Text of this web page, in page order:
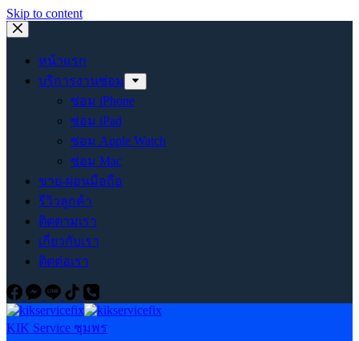
Skip to content
หน้าแรก
บริการงานซ่อม
ซ่อม iPhone
ซ่อม iPad
ซ่อม Apple Watch
ซ่อม Mac
ขาย-ผ่อนมือถือ
รีวิวลูกค้า
ติดตามเรา
เกี่ยวกับเรา
ติดต่อเรา
KIK Service ชุมพร